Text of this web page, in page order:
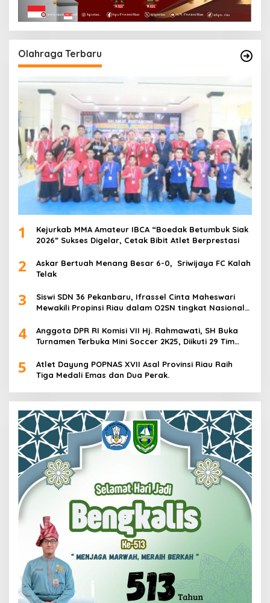
Olahraga Terbaru
1
Kejurkab MMA Amateur IBCA “Boedak Betumbuk Siak
2026” Sukses Digelar, Cetak Bibit Atlet Berprestasi
2
Askar Bertuah Menang Besar 6-0, Sriwijaya FC Kalah
Telak
3
Siswi SDN 36 Pekanbaru, Ifrassel Cinta Maheswari
Mewakili Propinsi Riau dalam O2SN tingkat Nasional
4
Anggota DPR RI Komisi VII Hj. Rahmawati, SH Buka
Turnamen Terbuka Mini Soccer 2K25, Diikuti 29 Tim
5
Atlet Dayung POPNAS XVII Asal Provinsi Riau Raih
Tiga Medali Emas dan Dua Perak.